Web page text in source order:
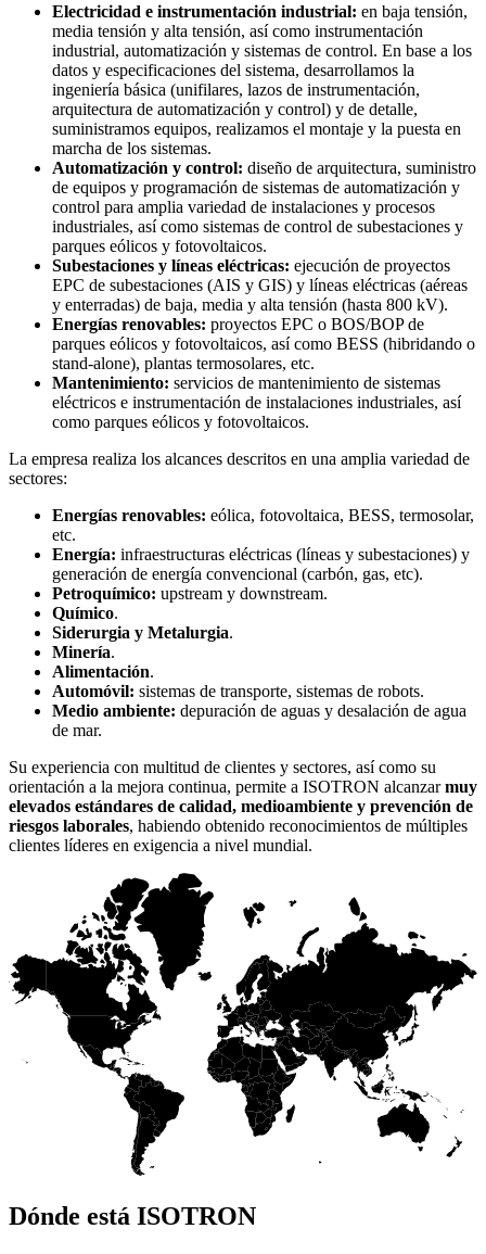
Electricidad e instrumentación industrial: en baja tensión,
media tensión y alta tensión, así como instrumentación
industrial, automatización y sistemas de control. En base a los
datos y especificaciones del sistema, desarrollamos la
ingeniería básica (unifilares, lazos de instrumentación,
arquitectura de automatización y control) y de detalle,
suministramos equipos, realizamos el montaje y la puesta en
marcha de los sistemas.
Automatización y control: diseño de arquitectura, suministro
de equipos y programación de sistemas de automatización y
control para amplia variedad de instalaciones y procesos
industriales, así como sistemas de control de subestaciones y
parques eólicos y fotovoltaicos.
Subestaciones y líneas eléctricas: ejecución de proyectos
EPC de subestaciones (AIS y GIS) y líneas eléctricas (aéreas
y enterradas) de baja, media y alta tensión (hasta 800 kV).
Energías renovables: proyectos EPC o BOS/BOP de
parques eólicos y fotovoltaicos, así como BESS (hibridando o
stand-alone), plantas termosolares, etc.
Mantenimiento: servicios de mantenimiento de sistemas
eléctricos e instrumentación de instalaciones industriales, así
como parques eólicos y fotovoltaicos.
La empresa realiza los alcances descritos en una amplia variedad de
sectores:
Energías renovables: eólica, fotovoltaica, BESS, termosolar,
etc.
Energía: infraestructuras eléctricas (líneas y subestaciones) y
generación de energía convencional (carbón, gas, etc).
Petroquímico: upstream y downstream.
Químico.
Siderurgia y Metalurgia.
Minería.
Alimentación.
Automóvil: sistemas de transporte, sistemas de robots.
Medio ambiente: depuración de aguas y desalación de agua
de mar.
Su experiencia con multitud de clientes y sectores, así como su
orientación a la mejora continua, permite a ISOTRON alcanzarmuy
elevados estándares de calidad, medioambiente y prevención de
riesgos laborales, habiendo obtenido reconocimientos de múltiples
clientes líderes en exigencia a nivel mundial.
Dónde está ISOTRON